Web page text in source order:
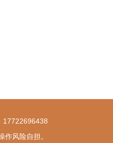
17722696438
风险自担。